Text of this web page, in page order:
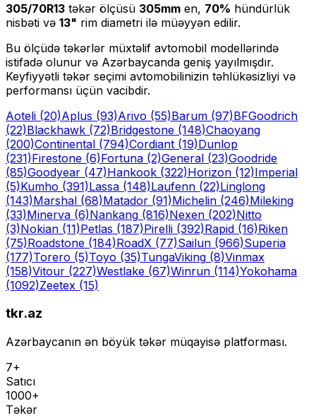
305/70R13 təkər ölçüsü 305mm en, 70% hündürlük
nisbəti və 13" rim diametri ilə müəyyən edilir.
Bu ölçüdə təkərlər müxtəlif avtomobil modellərində
istifadə olunur və Azərbaycanda geniş yayılmışdır.
Keyfiyyətli təkər seçimi avtomobilinizin təhlükəsizliyi və
performansı üçün vacibdir.
Aoteli (20)Aplus (93)Arivo (55)Barum (97)BFGoodrich
(22)Blackhawk (72)Bridgestone (148)Chaoyang
(200)Continental (794)Cordiant (19)Dunlop
(231)Firestone (6)Fortuna (2)General (23)Goodride
(85)Goodyear (47)Hankook (322)Horizon (12)Imperial
(5)Kumho (391)Lassa (148)Laufenn (22)Linglong
(143)Marshal (68)Matador (91)Michelin (246)Mileking
(33)Minerva (6)Nankang (816)Nexen (202)Nitto
(3)Nokian (11)Petlas (187)Pirelli (392)Rapid (16)Riken
(75)Roadstone (184)RoadX (77)Sailun (966)Superia
(177)Torero (5)Toyo (35)TungaViking (8)Vinmax
(158)Vitour (227)Westlake (67)Winrun (114)Yokohama
(1092)Zeetex (15)
tkr.az
Azərbaycanın ən böyük təkər müqayisə platforması.
7+
Satıcı
1000+
Təkər